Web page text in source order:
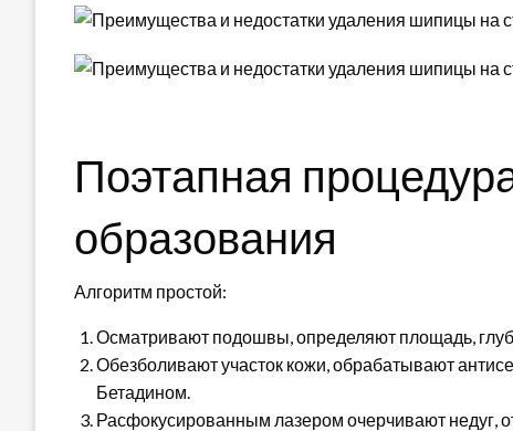
Поэтапная
образования
Алгоритм простой:
Осматривают подошвы, определяют площадь,
Обезболивают участок кожи, обрабатывают
Бетадином.
Расфокусированным лазером очерчивают недуг,